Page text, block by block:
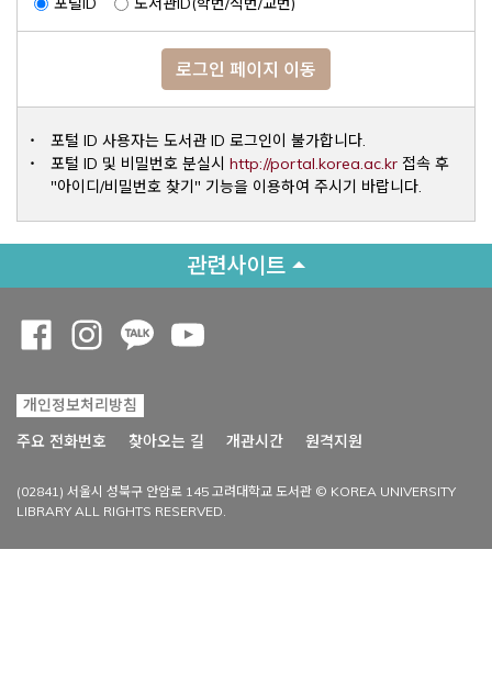
로그인 페이지 이동
포털 ID 사용자는 도서관 ID 로그인이 불가합니다.
포털 ID 및 비밀번호 분실시 http://portal.korea.ac.krOpens a
접속 후
"아이디/비밀번호 찾기" 기능을 이용하여 주시기 바랍니다.
관련사이트
개인정보처리방침
주요 전화번호
찾아오는 길 개관시간 원격지원
(02841) 서울시 성북구 안암로 145 고려대학교 도서관 © KOREA UNIVERSITY
LIBRARY ALL RIGHTS RESERVED.
Opens a new window
Opens a new window
Opens a new window